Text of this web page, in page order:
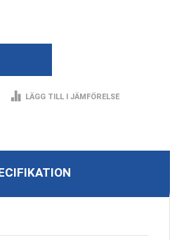
LÄGG TILL I JÄMFÖRELSE